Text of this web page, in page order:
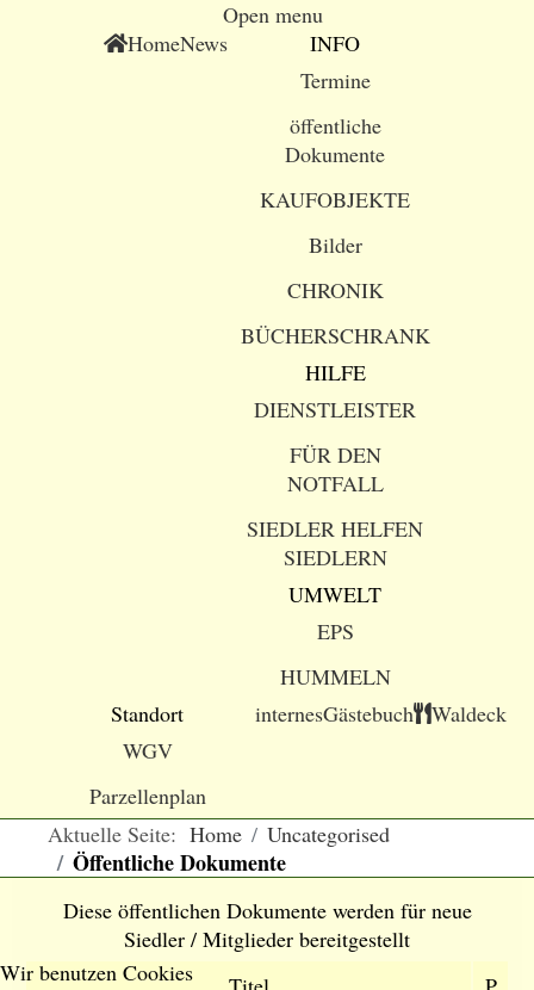
Open menu
HomeNews
INFO
Termine
öffentliche
Dokumente
KAUFOBJEKTE
Bilder
CHRONIK
BÜCHERSCHRANK
HILFE
DIENSTLEISTER
FÜR DEN
NOTFALL
SIEDLER HELFEN
SIEDLERN
UMWELT
EPS
HUMMELN
Standort
WGV
Parzellenplan
internesGästebuch Waldeck
Aktuelle Seite: Home Uncategorised
Öffentliche Dokumente
Diese öffentlichen Dokumente werden für neue
Siedler / Mitglieder bereitgestellt
Wir benutzen Cookies